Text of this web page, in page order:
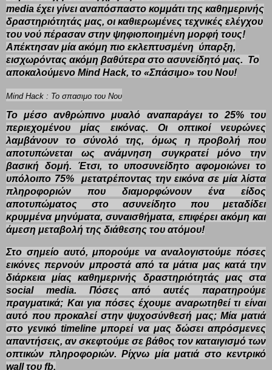
media έχει γίνει αναπόσπαστο κομμάτι της καθημερινής
δραστηριότητάς μας, οι καθιερωμένες τεχνικές ελέγχου
του νού πέρασαν στην ψηφιοποιημένη μορφή τους!
Απέκτησαν μία ακόμη πιο εκλεπτυσμένη ύπαρξη,
εισχωρόντας ακόμη βαθύτερα στο ασυνείδητό μας. Το
αποκαλούμενο Μind Hack, το «Σπάσιμο» του Νου!
Μind Hack : Το σπασιμο του Νου
Το μέσο ανθρώπινο μυαλό αναπαράγει το 25% του
περιεχομένου μίας εικόνας. Οι οπτικοί νευρώνες
λαμβάνουν το σύνολό της, όμως η προβολή που
αποτυπώνεται ως ανάμνηση συγκρατεί μόνο την
βασική δομή. Έτσι, το υποσυνείδητο αφομοιώνει το
υπόλοιπο 75% μετατρέποντας την εικόνα σε μία λίστα
πληροφοριών που διαμορφώνουν ένα είδος
αποτυπώματος στο ασυνείδητο που μεταδίδει
κρυμμένα μηνύματα, συναισθήματα, επιφέρει ακόμη και
άμεση μεταβολή της διάθεσης του ατόμου!
Στο σημείο αυτό, μπορούμε να αναλογιστούμε πόσες
εικόνες περνούν μπροστά από τα μάτια μας κατά την
διάρκεια μίας καθημερινής δραστηριότητάς μας στα
social media. Πόσες από αυτές παρατηρούμε
πραγματικά; Και για πόσες έχουμε αναρωτηθεί τι είναι
αυτό που προκαλεί στην ψυχοσύνθεσή μας; Μία ματιά
στο γενικό timeline μπορεί να μας δώσει απρόσμενες
απαντήσεις, αν σκεφτούμε σε βάθος τον καταιγισμό των
οπτικών πληροφοριών. Ρίχνω μία ματιά στο κεντρικό
wall του fb.